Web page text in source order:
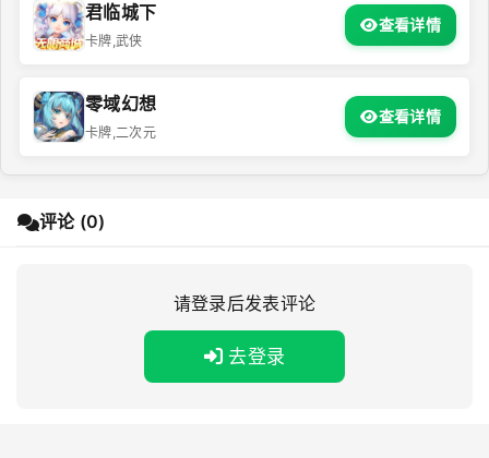
君临城下
卡牌,武侠
查看详情
零域幻想
卡牌,二次元
查看详情
评论 (0)
请登录后发表评论
去登录